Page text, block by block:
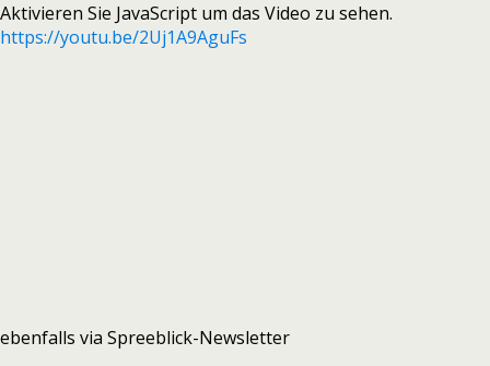
Aktivieren Sie JavaScript um das Video zu sehen.
https://youtu.be/2Uj1A9AguFs
ebenfalls via Spreeblick-Newsletter